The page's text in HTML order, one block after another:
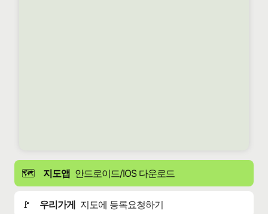
🗺️ 지도앱 안드로이드/IOS 다운로드
🚩 우리가게 지도에 등록요청하기